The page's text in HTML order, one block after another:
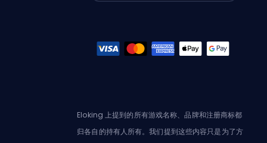
Eloking 上提到的所有游戏名称、品牌和注册商标都
归各自的持有人所有。我们提到这些内容只是为了方